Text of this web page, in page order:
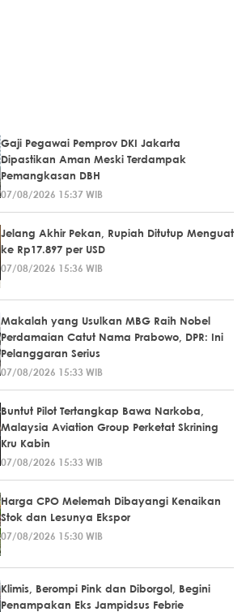
Gaji Pegawai Pemprov DKI Jakarta
Dipastikan Aman Meski Terdampak
Pemangkasan DBH
07/08/2026 15:37 WIB
Jelang Akhir Pekan, Rupiah Ditutup Menguat
ke Rp17.897 per USD
07/08/2026 15:36 WIB
Makalah yang Usulkan MBG Raih Nobel
Perdamaian Catut Nama Prabowo, DPR: Ini
Pelanggaran Serius
07/08/2026 15:33 WIB
Buntut Pilot Tertangkap Bawa Narkoba,
Malaysia Aviation Group Perketat Skrining
Kru Kabin
07/08/2026 15:33 WIB
Harga CPO Melemah Dibayangi Kenaikan
Stok dan Lesunya Ekspor
07/08/2026 15:30 WIB
Klimis, Berompi Pink dan Diborgol, Begini
Penampakan Eks Jampidsus Febrie